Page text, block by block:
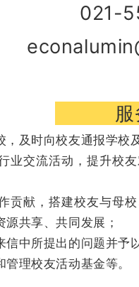
021-
服
，及时向校友通报学校
业交流活动，提升校
贡献，搭建校友与母
共享、共同发展；
信中所提出的问题并予
理校友活动基金等。